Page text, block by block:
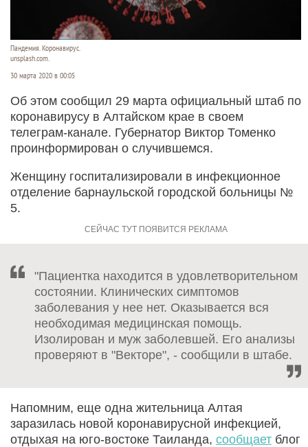
Пандемия. Коронавирус.
unsplash.com.
30 марта 2020 в 00:05
Об этом сообщил 29 марта официальный штаб по
коронавирусу в Алтайском крае в своем
телеграм-канале. Губернатор Виктор Томенко
проинформирован о случившемся.
Женщину госпитализировали в инфекционное
отделение барнаульской городской больницы №
5.
"Пациентка находится в удовлетворительном
состоянии. Клинических симптомов
заболевания у нее нет. Оказывается вся
необходимая медицинская помощь.
Изолирован и муж заболевшей. Его анализы
проверяют в "Векторе", - сообщили в штабе.
Напомним, еще одна жительница Алтая
заразилась новой коронавирусной инфекцией,
отдыхая на юго-востоке Таиланда, сообщает блог